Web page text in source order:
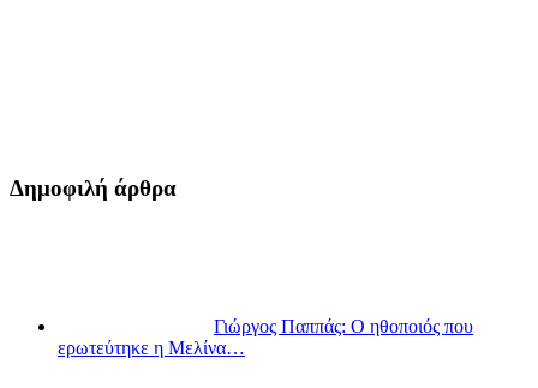
Δημοφιλή άρθρα
Γιώργος Παππάς: Ο ηθοποιός που
ερωτεύτηκε η Μελίνα…